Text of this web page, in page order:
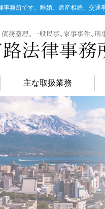
事務所です。離婚、遺産相続、交通
主な取扱業務